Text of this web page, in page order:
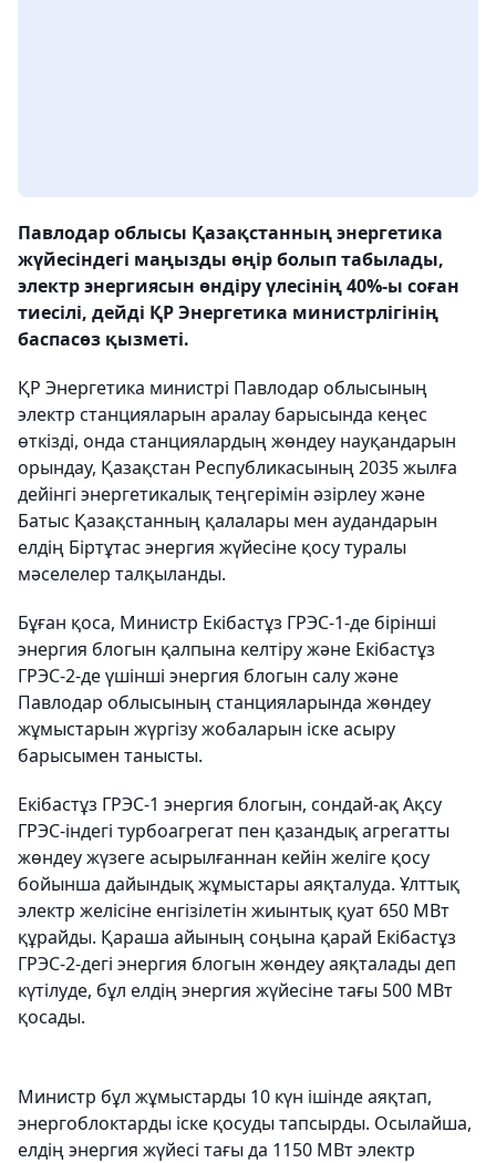
Павлодар облысы Қазақстанның энергетика
жүйесіндегі маңызды өңір болып табылады,
электр энергиясын өндіру үлесінің 40%-ы соған
тиесілі, дейді ҚР Энергетика министрлігінің
баспасөз қызметі.
ҚР Энергетика министрі Павлодар облысының
электр станцияларын аралау барысында кеңес
өткізді, онда станциялардың жөндеу науқандарын
орындау, Қазақстан Республикасының 2035 жылға
дейінгі энергетикалық теңгерімін әзірлеу және
Батыс Қазақстанның қалалары мен аудандарын
елдің Біртұтас энергия жүйесіне қосу туралы
мәселелер талқыланды.
Бұған қоса, Министр Екібастұз ГРЭС-1-де бірінші
энергия блогын қалпына келтіру және Екібастұз
ГРЭС-2-де үшінші энергия блогын салу және
Павлодар облысының станцияларында жөндеу
жұмыстарын жүргізу жобаларын іске асыру
барысымен танысты.
Екібастұз ГРЭС-1 энергия блогын, сондай-ақ Ақсу
ГРЭС-індегі турбоагрегат пен қазандық агрегатты
жөндеу жүзеге асырылғаннан кейін желіге қосу
бойынша дайындық жұмыстары аяқталуда. Ұлттық
электр желісіне енгізілетін жиынтық қуат 650 МВт
құрайды. Қараша айының соңына қарай Екібастұз
ГРЭС-2-дегі энергия блогын жөндеу аяқталады деп
күтілуде, бұл елдің энергия жүйесіне тағы 500 МВт
қосады.
Министр бұл жұмыстарды 10 күн ішінде аяқтап,
энергоблоктарды іске қосуды тапсырды. Осылайша,
елдің энергия жүйесі тағы да 1150 МВт электр